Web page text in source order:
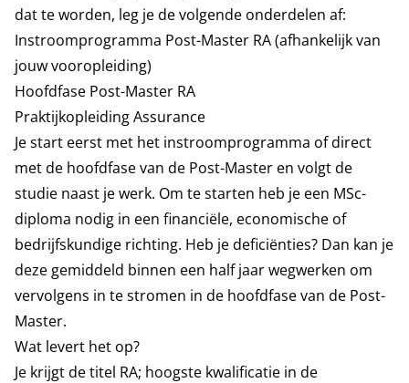
dat te worden, leg je de volgende onderdelen af:
Instroomprogramma Post-Master RA (afhankelijk van
jouw vooropleiding)
Hoofdfase Post-Master RA
Praktijkopleiding Assurance
Je start eerst met het instroomprogramma of direct
met de hoofdfase van de Post-Master en volgt de
studie naast je werk. Om te starten heb je een MSc-
diploma nodig in een financiële, economische of
bedrijfskundige richting. Heb je deficiënties? Dan kan je
deze gemiddeld binnen een half jaar wegwerken om
vervolgens in te stromen in de hoofdfase van de Post-
Master.
Wat levert het op?
Je krijgt de titel RA; hoogste kwalificatie in de